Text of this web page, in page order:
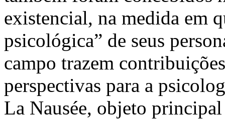
existencial, na medida em
psicológica” de seus
campo trazem
perspectivas para a
La Nausée, objeto